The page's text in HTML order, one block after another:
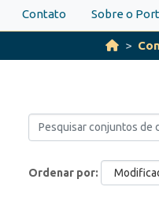
Contato Sobre o
Ordenar por